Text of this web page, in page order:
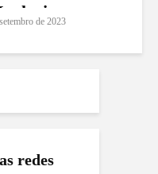
de 2023
redes